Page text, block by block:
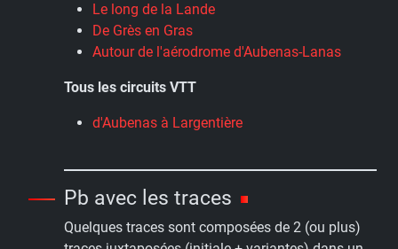
Le long de la Lande
De Grès en Gras
Autour de l'aérodrome d'Aubenas-Lanas
Tous les circuits VTT
d'Aubenas à Largentière
Pb avec les traces
Quelques traces sont composées de 2 (ou plus)